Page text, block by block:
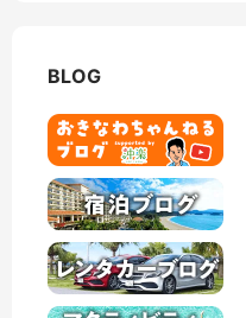
BLOG